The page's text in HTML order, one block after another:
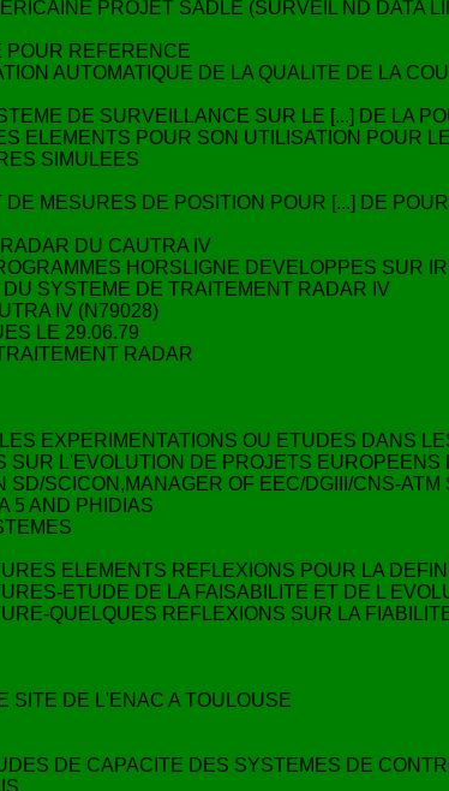
PROJET SADLE (SURVEIL ND DATA
POUR REFERENCE
AUTOMATIQUE DE LA QUALITE DE LA
DE SURVEILLANCE SUR LE [...] DE LA
ELEMENTS POUR SON UTILISATION POUR
SIMULEES
MESURES DE POSITION POUR [...] DE
DU CAUTRA IV
HORSLIGNE DEVELOPPES SUR
SYSTEME DE TRAITEMENT RADAR IV
IV (N79028)
LE 29.06.79
RADAR
EXPERIMENTATIONS OU ETUDES DANS
L'EVOLUTION DE PROJETS EUROPEENS
SCICON,MANAGER OF EEC/DGIII/CNS-ATM
5 AND PHIDIAS
ELEMENTS REFLEXIONS POUR LA
ETUDE DE LA FAISABILITE ET DE L
QUELQUES REFLEXIONS SUR LA
SITE DE L'ENAC A TOULOUSE
DE CAPACITE DES SYSTEMES DE